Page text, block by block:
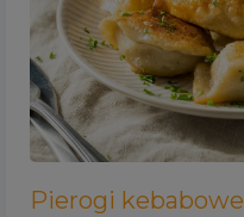
Pierogi kebabowe